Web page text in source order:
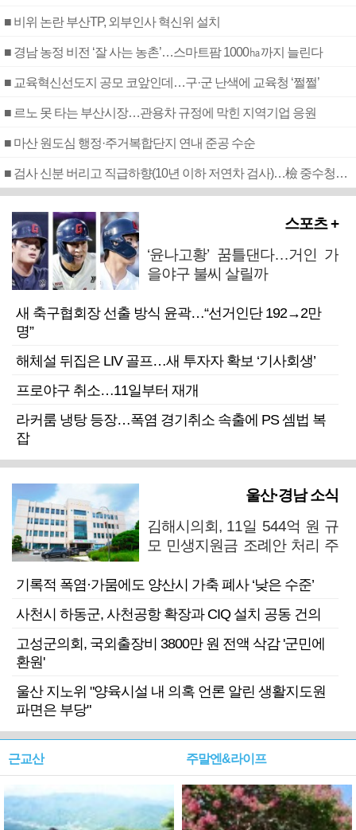
■ 비위 논란 부산TP, 외부인사 혁신위 설치
■ 경남 농정 비전 ‘잘 사는 농촌’…스마트팜 1000㏊까지 늘린다
■ 교육혁신선도지 공모 코앞인데…구·군 난색에 교육청 ‘쩔쩔’
■ 르노 못 타는 부산시장…관용차 규정에 막힌 지역기업 응원
■ 마산 원도심 행정·주거복합단지 연내 준공 수순
■ 검사 신분 버리고 직급하향(10년 이하 저연차 검사)…檢 중수청행 기피
스포츠 +
‘윤나고황’ 꿈틀댄다…거인 가
을야구 불씨 살릴까
새 축구협회장 선출 방식 윤곽…“선거인단 192→2만
명”
해체설 뒤집은 LIV 골프…새 투자자 확보 ‘기사회생’
프로야구 취소…11일부터 재개
라커룸 냉탕 등장…폭염 경기취소 속출에 PS 셈법 복
잡
울산·경남 소식
김해시의회, 11일 544억 원 규
모 민생지원금 조례안 처리 주
기록적 폭염·가뭄에도 양산시 가축 폐사 ‘낮은 수준’
사천시 하동군, 사천공항 확장과 CIQ 설치 공동 건의
고성군의회, 국외출장비 3800만 원 전액 삭감 '군민에
환원'
울산 지노위 "양육시설 내 의혹 언론 알린 생활지도원
파면은 부당"
근교산 주말엔&라이프